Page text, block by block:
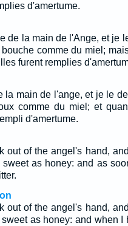
d'amertume.
de la main de l'Ange, et je
comme du miel;
furent remplies
la main de l'ange, et je le
comme du miel; et
d'amertume.
out of the angel's hand,
as honey: and as
out of the angel's hand,
as honey: and when I